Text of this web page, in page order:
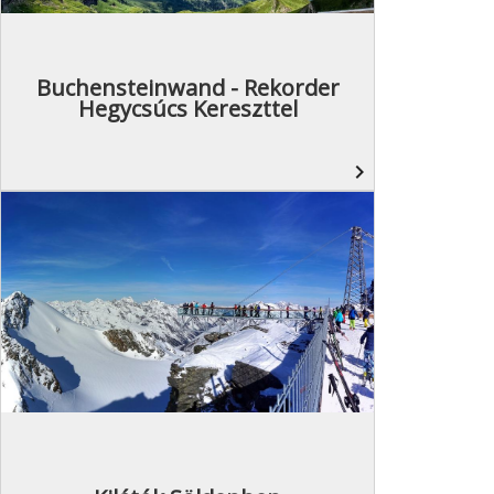
Buchensteinwand - Rekorder
Hegycsúcs Kereszttel
navigate_next